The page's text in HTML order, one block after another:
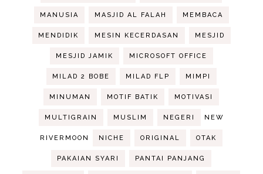
MANUSIA MASJID AL FALAH MEMBACA
MENDIDIK MESIN KECERDASAN MESJID
MESJID JAMIK MICROSOFT OFFICE
MILAD 2 BOBE MILAD FLP MIMPI
MINUMAN MOTIF BATIK MOTIVASI
MULTIGRAIN MUSLIM NEGERI NEW
RIVERMOON NICHE ORIGINAL OTAK
PAKAIAN SYARI PANTAI PANJANG